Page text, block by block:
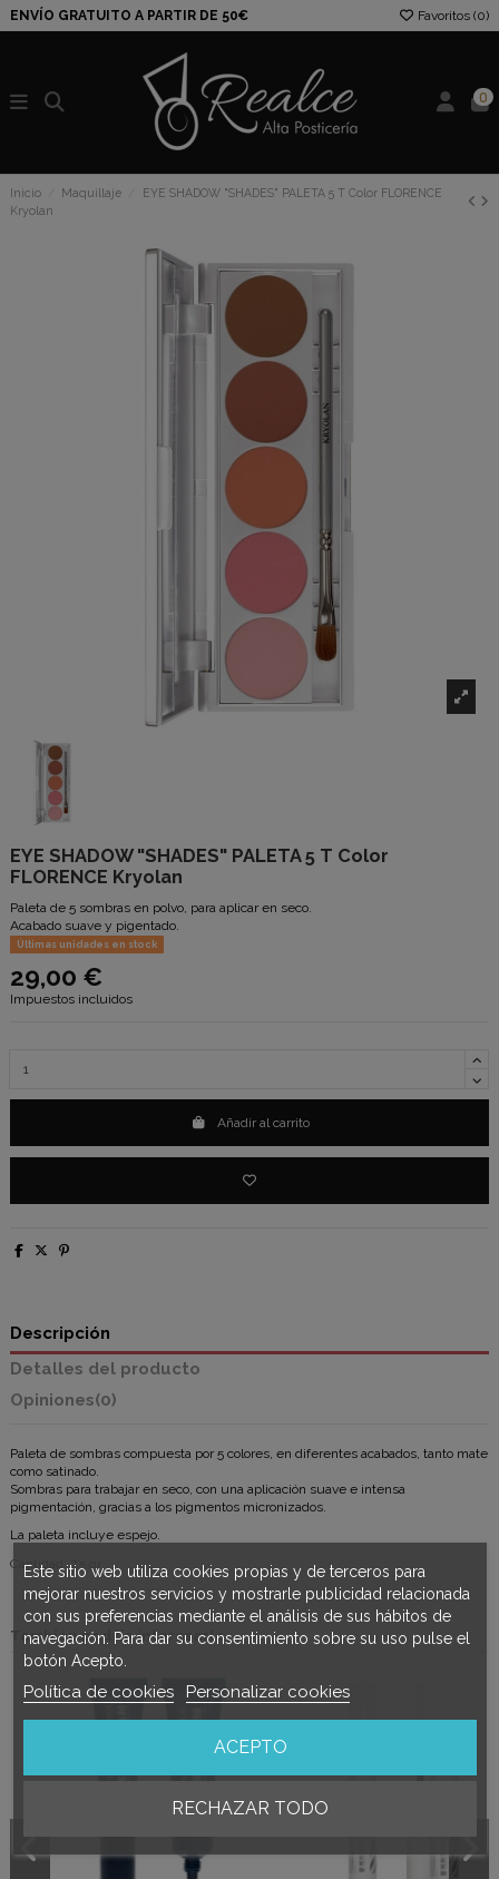
ENVÍO GRATUITO A PARTIR DE 50€ Favoritos (0)
0
Inicio Maquillaje
EYE SHADOW "SHADES" PALETA 5 T Color FLORENCE
Kryolan
EYE SHADOW "SHADES" PALETA 5 T Color
FLORENCE Kryolan
Paleta de 5 sombras en polvo, para aplicar en seco.
Acabado suave y pigentado.
Últimas unidades en stock
29,00 €
Impuestos incluidos
Añadir al carrito
Descripción
Detalles del producto
Opiniones(0)
Paleta de sombras compuesta por 5 colores, en diferentes acabados, tanto mate
como satinado.
Sombras para trabajar en seco, con una aplicación suave e intensa
pigmentación, gracias a los pigmentos micronizados.
La paleta incluye espejo.
Cantidad: 7.5 gr
También podría interesarle
Este sitio web utiliza cookies propias y de terceros para
mejorar nuestros servicios y mostrarle publicidad relacionada
con sus preferencias mediante el análisis de sus hábitos de
navegación. Para dar su consentimiento sobre su uso pulse el
botón Acepto.
Política de cookies Personalizar cookies
RECHAZAR TODO
ACEPTO